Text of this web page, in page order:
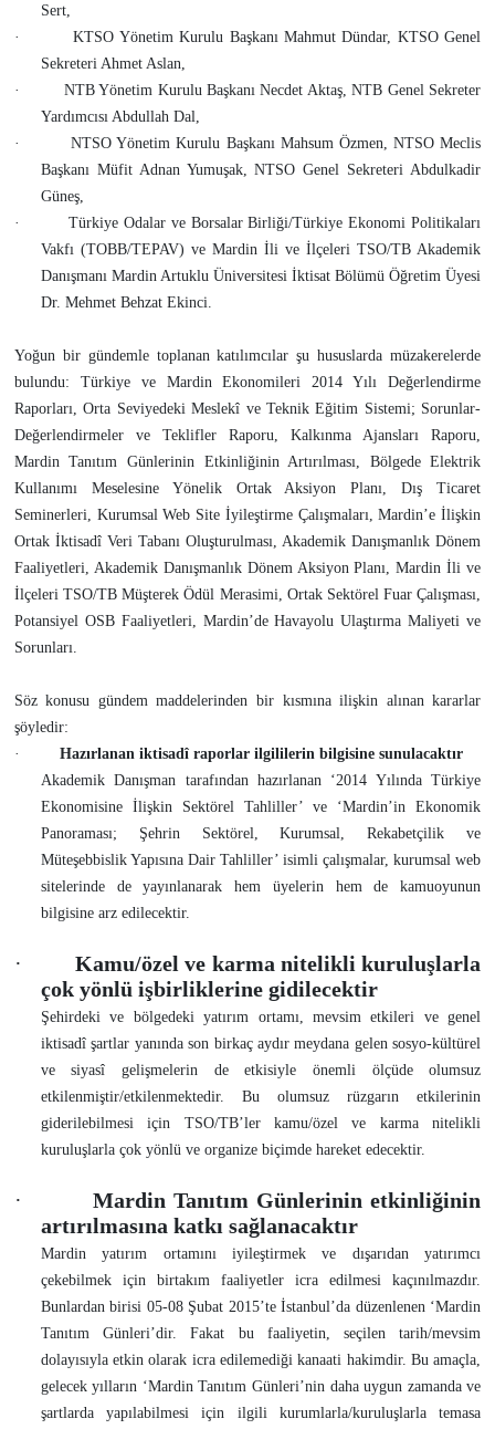
Sert,
·
KTSO Yönetim Kurulu Başkanı Mahmut Dündar, KTSO Genel
Sekreteri Ahmet Aslan,
·
NTB Yönetim Kurulu Başkanı Necdet Aktaş, NTB Genel Sekreter
Yardımcısı Abdullah Dal,
·
NTSO Yönetim Kurulu Başkanı Mahsum Özmen, NTSO Meclis
Başkanı Müfit Adnan Yumuşak, NTSO Genel Sekreteri Abdulkadir
Güneş,
·
Türkiye Odalar ve Borsalar Birliği/Türkiye Ekonomi Politikaları
Vakfı (TOBB/TEPAV) ve Mardin İli ve İlçeleri TSO/TB Akademik
Danışmanı Mardin Artuklu Üniversitesi İktisat Bölümü Öğretim Üyesi
Dr. Mehmet Behzat Ekinci.
Yoğun bir gündemle toplanan katılımcılar şu hususlarda müzakerelerde
bulundu: Türkiye ve Mardin Ekonomileri 2014 Yılı Değerlendirme
Raporları, Orta Seviyedeki Meslekî ve Teknik Eğitim Sistemi; Sorunlar-
Değerlendirmeler ve Teklifler Raporu, Kalkınma Ajansları Raporu,
Mardin Tanıtım Günlerinin Etkinliğinin Artırılması, Bölgede Elektrik
Kullanımı Meselesine Yönelik Ortak Aksiyon Planı, Dış Ticaret
Seminerleri, Kurumsal Web Site İyileştirme Çalışmaları, Mardin’e İlişkin
Ortak İktisadî Veri Tabanı Oluşturulması, Akademik Danışmanlık Dönem
Faaliyetleri, Akademik Danışmanlık Dönem Aksiyon Planı, Mardin İli ve
İlçeleri TSO/TB Müşterek Ödül Merasimi, Ortak Sektörel Fuar Çalışması,
Potansiyel OSB Faaliyetleri, Mardin’de Havayolu Ulaştırma Maliyeti ve
Sorunları.
Söz konusu gündem maddelerinden bir kısmına ilişkin alınan kararlar
şöyledir:
·
Hazırlanan iktisadî raporlar ilgililerin bilgisine sunulacaktır
Akademik Danışman tarafından hazırlanan ‘2014 Yılında Türkiye
Ekonomisine İlişkin Sektörel Tahliller’ ve ‘Mardin’in Ekonomik
Panoraması; Şehrin Sektörel, Kurumsal, Rekabetçilik ve
Müteşebbislik Yapısına Dair Tahliller’ isimli çalışmalar, kurumsal web
sitelerinde de yayınlanarak hem üyelerin hem de kamuoyunun
bilgisine arz edilecektir.
·
Kamu/özel ve karma nitelikli kuruluşlarla
çok yönlü işbirliklerine gidilecektir
Şehirdeki ve bölgedeki yatırım ortamı, mevsim etkileri ve genel
iktisadî şartlar yanında son birkaç aydır meydana gelen sosyo-kültürel
ve siyasî gelişmelerin de etkisiyle önemli ölçüde olumsuz
etkilenmiştir/etkilenmektedir. Bu olumsuz rüzgarın etkilerinin
giderilebilmesi için TSO/TB’ler kamu/özel ve karma nitelikli
kuruluşlarla çok yönlü ve organize biçimde hareket edecektir.
·
Mardin Tanıtım Günlerinin etkinliğinin
artırılmasına katkı sağlanacaktır
Mardin yatırım ortamını iyileştirmek ve dışarıdan yatırımcı
çekebilmek için birtakım faaliyetler icra edilmesi kaçınılmazdır.
Bunlardan birisi 05-08 Şubat 2015’te İstanbul’da düzenlenen ‘Mardin
Tanıtım Günleri’dir. Fakat bu faaliyetin, seçilen tarih/mevsim
dolayısıyla etkin olarak icra edilemediği kanaati hakimdir. Bu amaçla,
gelecek yılların ‘Mardin Tanıtım Günleri’nin daha uygun zamanda ve
şartlarda yapılabilmesi için ilgili kurumlarla/kuruluşlarla temasa